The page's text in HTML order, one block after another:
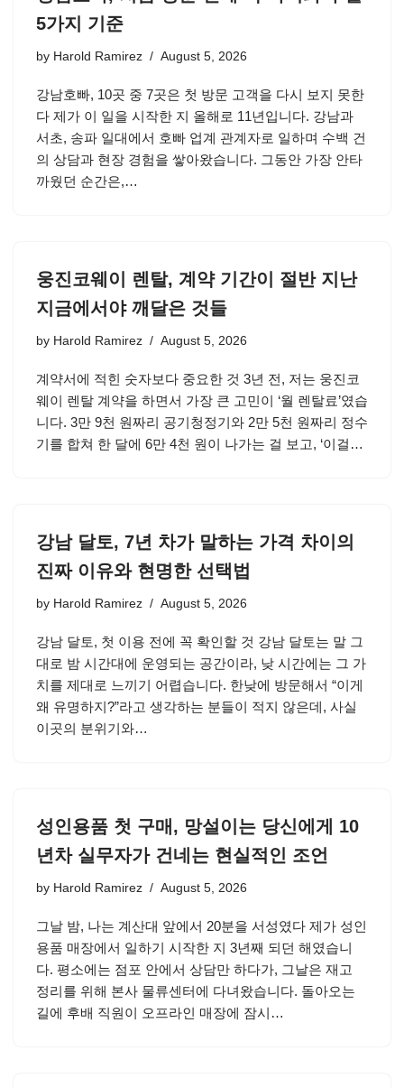
5가지 기준
by Harold Ramirez August 5, 2026
강남호빠, 10곳 중 7곳은 첫 방문 고객을 다시 보지 못한
다 제가 이 일을 시작한 지 올해로 11년입니다. 강남과
서초, 송파 일대에서 호빠 업계 관계자로 일하며 수백 건
의 상담과 현장 경험을 쌓아왔습니다. 그동안 가장 안타
까웠던 순간은,…
웅진코웨이 렌탈, 계약 기간이 절반 지난
지금에서야 깨달은 것들
by Harold Ramirez August 5, 2026
계약서에 적힌 숫자보다 중요한 것 3년 전, 저는 웅진코
웨이 렌탈 계약을 하면서 가장 큰 고민이 ‘월 렌탈료’였습
니다. 3만 9천 원짜리 공기청정기와 2만 5천 원짜리 정수
기를 합쳐 한 달에 6만 4천 원이 나가는 걸 보고, ‘이걸…
강남 달토, 7년 차가 말하는 가격 차이의
진짜 이유와 현명한 선택법
by Harold Ramirez August 5, 2026
강남 달토, 첫 이용 전에 꼭 확인할 것 강남 달토는 말 그
대로 밤 시간대에 운영되는 공간이라, 낮 시간에는 그 가
치를 제대로 느끼기 어렵습니다. 한낮에 방문해서 “이게
왜 유명하지?”라고 생각하는 분들이 적지 않은데, 사실
이곳의 분위기와…
성인용품 첫 구매, 망설이는 당신에게 10
년차 실무자가 건네는 현실적인 조언
by Harold Ramirez August 5, 2026
그날 밤, 나는 계산대 앞에서 20분을 서성였다 제가 성인
용품 매장에서 일하기 시작한 지 3년째 되던 해였습니
다. 평소에는 점포 안에서 상담만 하다가, 그날은 재고
정리를 위해 본사 물류센터에 다녀왔습니다. 돌아오는
길에 후배 직원이 오프라인 매장에 잠시…